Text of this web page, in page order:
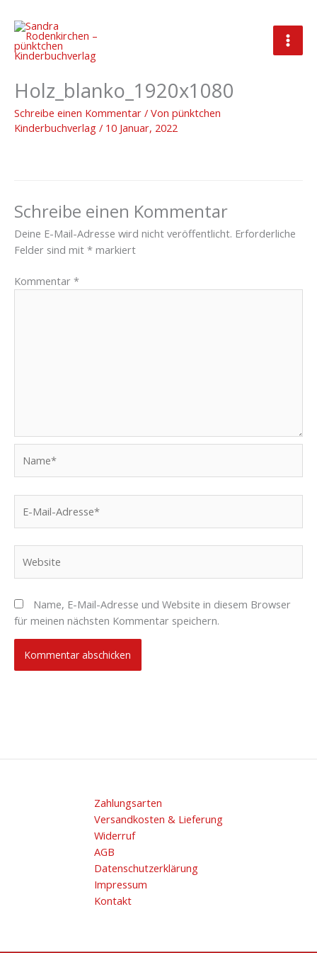
Inhalt
springen
2022_01_10_Hintergrund
Holz_blanko_1920x1080
Schreibe einen Kommentar / Von pünktchen
Kinderbuchverlag / 10 Januar, 2022
Schreibe einen Kommentar
Deine E-Mail-Adresse wird nicht veröffentlicht. Erforderliche
Felder sind mit * markiert
Kommentar *
Mail-
Name, E-Mail-Adresse und Website in diesem Browser
für meinen nächsten Kommentar speichern.
Zahlungsarten
Versandkosten & Lieferung
Widerruf
AGB
Datenschutzerklärung
Impressum
Kontakt